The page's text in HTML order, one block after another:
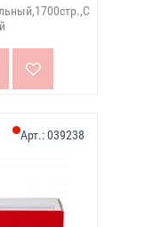
Арт.:039238